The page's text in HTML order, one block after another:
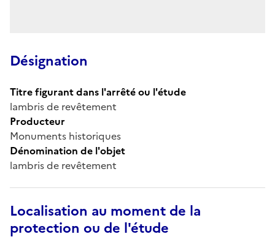
Désignation
Titre figurant dans l'arrêté ou l'étude
lambris de revêtement
Producteur
Monuments historiques
Dénomination de l'objet
lambris de revêtement
Localisation au moment de la
protection ou de l'étude